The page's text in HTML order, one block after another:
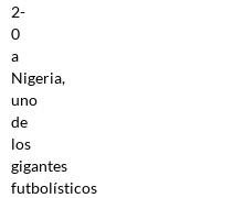
2-
0
a
Nigeria,
uno
de
los
gigantes
futbolísticos